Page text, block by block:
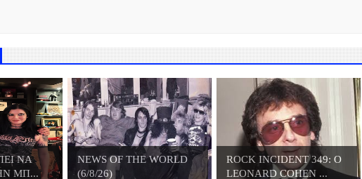
ΝΑ
ΜΠ...
NEWS OF THE WORLD
(6/8/26)
ROCK INCIDENT 349: O
LEONARD COHEN ...